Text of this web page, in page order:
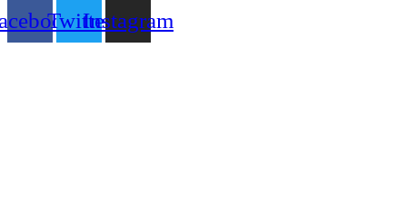
TwitterInstagram